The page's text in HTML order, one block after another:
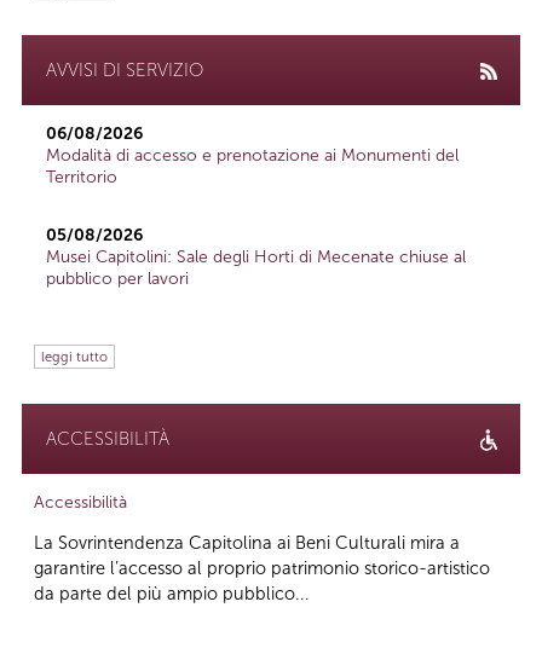
AVVISI DI SERVIZIO
06/08/2026
Modalità di accesso e prenotazione ai Monumenti del
Territorio
05/08/2026
Musei Capitolini: Sale degli Horti di Mecenate chiuse al
pubblico per lavori
leggi tutto
ACCESSIBILITÀ
Accessibilità
La Sovrintendenza Capitolina ai Beni Culturali mira a
garantire l’accesso al proprio patrimonio storico-artistico
da parte del più ampio pubblico...